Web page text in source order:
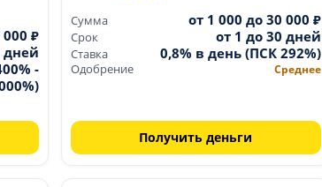
000 ₽
дней
-
Сумма от 1 000 до 30 000 ₽
Срок от 1 до 30 дней
Ставка 0,8% в день (ПСК 292%)
Одобрение Среднее
Получить деньги